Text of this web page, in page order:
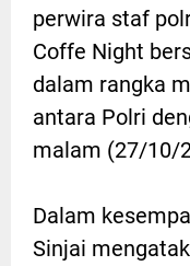
perwira staf
Coffe Night
dalam rangka
antara Polri
malam (27/10/
Dalam
Sinjai